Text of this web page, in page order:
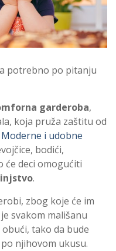
potrebno po pitanju
garderoba,
koja pruža zaštitu od
Moderne i udobne
bodići,
će deci omogućiti
.
zbog koje će im
svakom mališanu
tako da bude
njihovom ukusu.